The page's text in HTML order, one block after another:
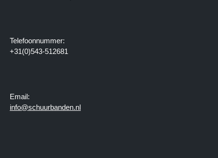
Telefoonnummer:
+31(0)543-512681
Email:
info@schuurbanden.nl